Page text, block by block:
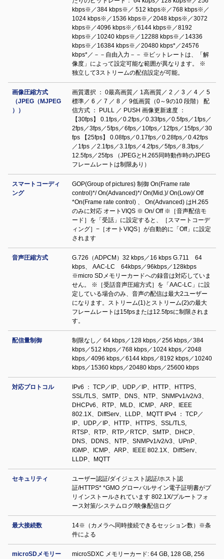
kbps※／384 kbps※／ 512 kbps※／768 kbps※／
1024 kbps※／1536 kbps※／2048 kbps※／3072
kbps※／4096 kbps※／6144 kbps※／8192
kbps※／10240 kbps※／12288 kbps※／14336
kbps※／16384 kbps※／20480 kbps*／24576
kbps*／－－自由入力－－ ※ビットレートは、「解
像度」によって設定可能な範囲が異なります。 ※
独立して3ストリームの配信設定が可能。
画像圧縮方式
（JPEG（MJPEG
））
画質選択 ： 0最高画質／ 1高画質／ 2 ／ 3 ／ 4 ／ 5
標準／ 6 ／ 7 ／ 8 ／ 9低画質（0～9の10 段階） 配
信方式 ： PULL ／ PUSH 画像更新速度 ：
【30fps】 0.1fps／0.2fps／0.33fps／0.5fps／1fps／
2fps／3fps／5fps／6fps／10fps／12fps／15fps／30
fps 【25fps】 0.08fps／0.17fps／0.28fps／0.42fps
／1fps ／2.1fps／3.1fps／4.2fps／5fps／8.3fps／
12.5fps／25fps （JPEGとH.265同時動作時のJPEG
フレームレートは制限あり）
スマートコーディ
ング
GOP(Group of pictures) 制御 On(Frame rate
control)*/ On(Advanced)*/ On(Mid.)/ On(Low)/ Off
*On(Frame rate control) 、 On(Advanced) はH.265
のみに対応 オートVIQS ※ On/ Off ※［音声配信モ
ード］を「受話」に設定すると、［スマートコーデ
ィング］−［オートVIQS］が自動的に「Off」に設定
されます
音声圧縮方式
G.726（ADPCM）32 kbps／16 kbps G.711 64
kbps、 AAC-LC 64kbps／96kbps／128kbps
※micro SDメモリーカードへの録音は対応していま
せん。 ※［受話音声圧縮方式］を「AAC-LC」に設
定している場合のみ、音声の配信は最大2ユーザー
になります。ストリーム(1)とストリーム(2)の最大
フレームレートは15fpsまたは12.5fpsに制限されま
す。
配信量制御
制限なし／ 64 kbps／128 kbps／256 kbps／384
kbps／512 kbps／768 kbps／1024 kbps／2048
kbps／4096 kbps／6144 kbps／8192 kbps／10240
kbps／15360 kbps／20480 kbps／25600 kbps
対応プロトコル
IPv6 ： TCP／IP、UDP／IP、HTTP、HTTPS、
SSL/TLS、SMTP、DNS、NTP、SNMPv1/v2/v3、
DHCPv6、RTP、MLD、ICMP、ARP、IEEE
802.1X、DiffServ、LLDP、MQTT IPv4 ： TCP／
IP、UDP／IP、HTTP、HTTPS、SSL/TLS,
RTSP、RTP、RTP／RTCP、SMTP、DHCP、
DNS、DDNS、NTP、SNMPv1/v2/v3、UPnP、
IGMP、ICMP、ARP、IEEE 802.1X、DiffServ、
LLDP、MQTT
セキュリティ
ユーザー認証/ダイジェスト認証/ホスト認
証/HTTPS* *GMO グローバルサイン電子証明書がプ
リインストールされています 802.1X/プルートフォ
ース対策/システムログ/映像配信ログ
最大接続数
14※（カメラへ同時接続できるセッション数）※条
件による
microSDメモリー
microSDXC メモリーカード: 64 GB, 128 GB, 256